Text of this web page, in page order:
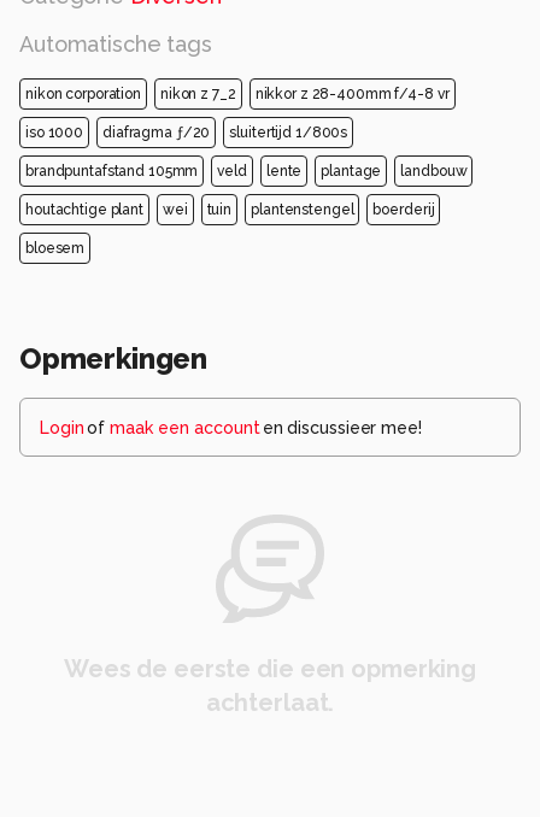
Automatische tags
nikon corporation nikon z 7_2 nikkor z 28-400mm f/4-8 vr
iso 1000 diafragma ƒ/20 sluitertijd 1/800s
brandpuntafstand 105mm veld lente plantage landbouw
houtachtige plant wei tuin plantenstengel boerderij
bloesem
Opmerkingen
Loginof maak een account en discussieer mee!
Wees de eerste die een opmerking
achterlaat.